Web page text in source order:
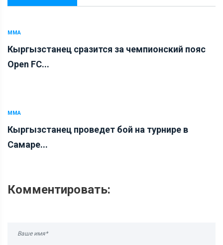
ММА
Кыргызстанец сразится за чемпионский пояс
Open FC...
ММА
Кыргызстанец проведет бой на турнире в
Самаре...
Комментировать: